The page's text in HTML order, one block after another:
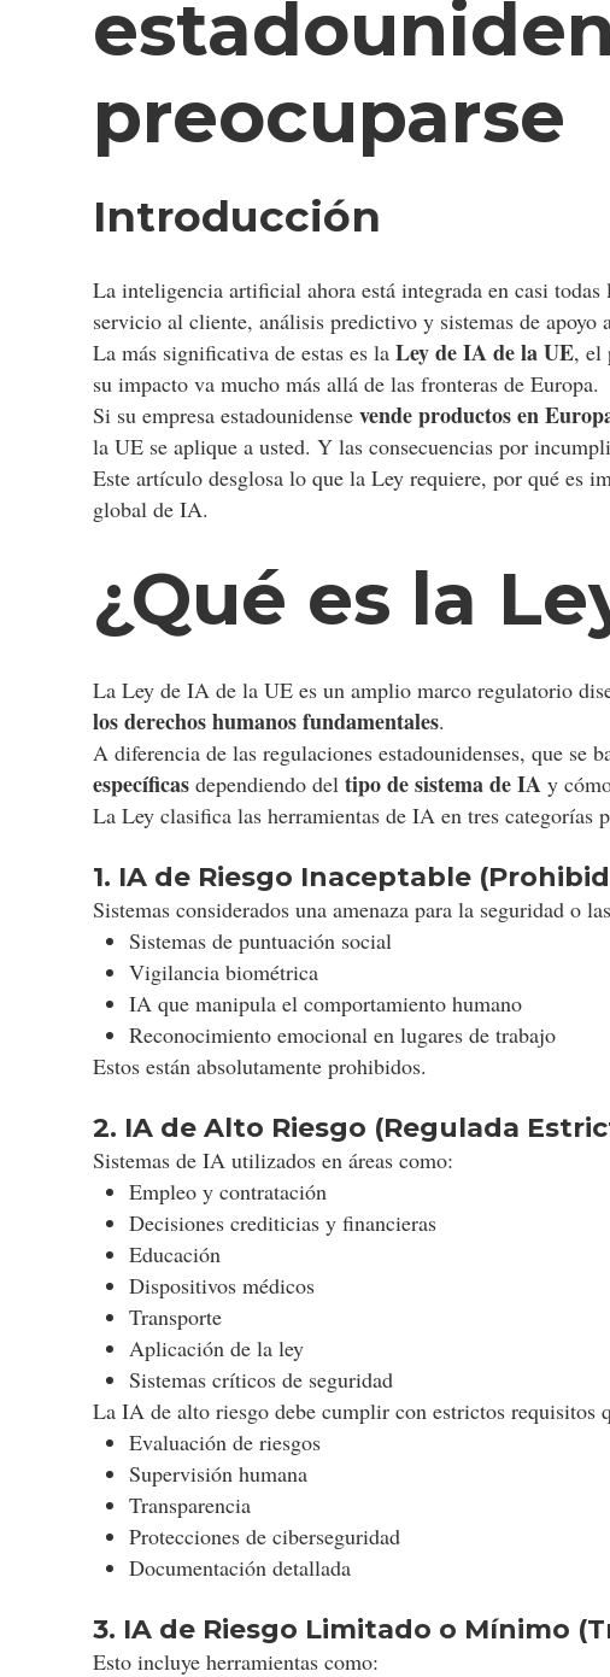
preocuparse
Introducción
La inteligencia artificial ahora está integrada en casi todas
servicio al cliente, análisis predictivo y sistemas de
La más significativa de estas es la Ley de IA de la UE, el
su impacto va mucho más allá de las fronteras de Europa.
Si su empresa estadounidense vende productos en
la UE se aplique a usted. Y las consecuencias por
Este artículo desglosa lo que la Ley requiere, por qué es
global de IA.
¿Qué es la
La Ley de IA de la UE es un amplio marco regulatorio
los derechos humanos fundamentales.
A diferencia de las regulaciones estadounidenses, que se
específicas dependiendo del tipo de sistema de IA y
La Ley clasifica las herramientas de IA en tres categorías
1. IA de Riesgo Inaceptable
Sistemas considerados una amenaza para la seguridad o
Sistemas de puntuación social
Vigilancia biométrica
IA que manipula el comportamiento humano
Reconocimiento emocional en lugares de trabajo
Estos están absolutamente prohibidos.
2. IA de Alto Riesgo (Regulada
Sistemas de IA utilizados en áreas como:
Empleo y contratación
Decisiones crediticias y financieras
Educación
Dispositivos médicos
Transporte
Aplicación de la ley
Sistemas críticos de seguridad
La IA de alto riesgo debe cumplir con estrictos requisitos
Evaluación de riesgos
Supervisión humana
Transparencia
Protecciones de ciberseguridad
Documentación detallada
3. IA de Riesgo Limitado o Mínimo
Esto incluye herramientas como: